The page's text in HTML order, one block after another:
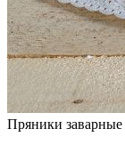
Пряники заварные